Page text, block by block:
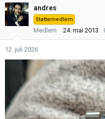
k
s
j
e
andres
Støttemedlem
Medlem 24. mai 2013
12. juli 2026